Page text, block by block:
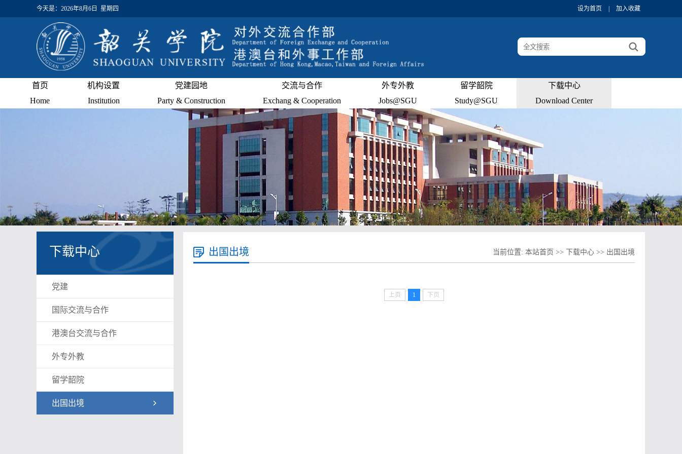
今天是： 2026年8月6日 星期四 设为首页 加入收藏
首页
Home
机构设置
Institution
党建园地
Party & Construction
交流与合作
Exchang & Cooperation
外专外教
Jobs@SGU
留学韶院
Study@SGU
下载中心
Download Center
下载中心
党建
国际交流与合作
港澳台交流与合作
外专外教
留学韶院
出国出境
出国出境 当前位置: 本站首页 >> 下载中心 >> 出国出境
上页 1 下页